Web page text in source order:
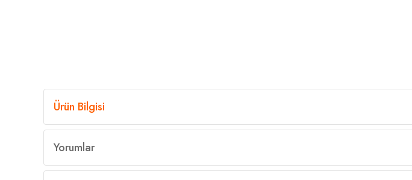
Ürün Bilgisi
Yorumlar